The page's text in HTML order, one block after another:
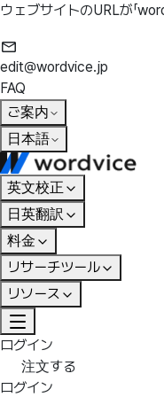
ウェブサイトのURLが「
edit@wordvice.jp
FAQ
ご案内
日本語
英文校正
日英翻訳
料金
リサーチツール
リソース
ログイン
注文する
ログイン